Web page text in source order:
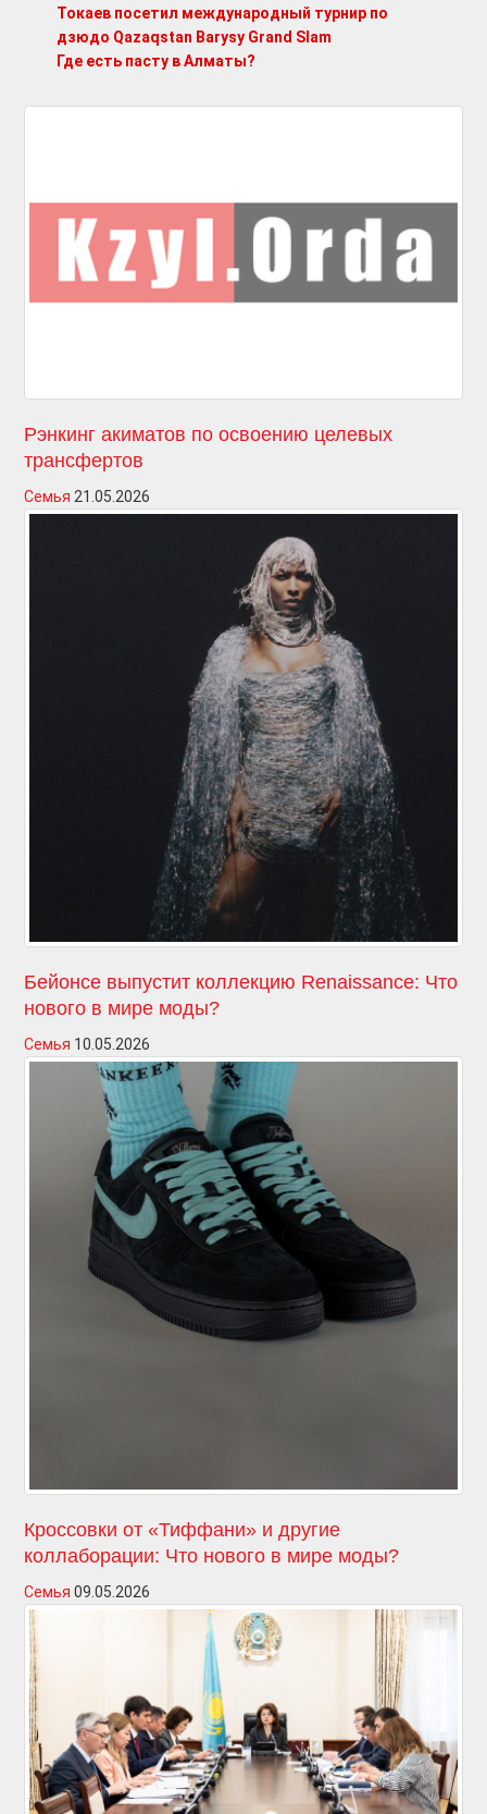
Токаев посетил международный турнир по
дзюдо Qazaqstan Barysy Grand Slam
Где есть пасту в Алматы?
Рэнкинг акиматов по освоению целевых
трансфертов
Семья 21.05.2026
Бейонсе выпустит коллекцию Renaissance: Что
нового в мире моды?
Семья 10.05.2026
Кроссовки от «Тиффани» и другие
коллаборации: Что нового в мире моды?
Семья 09.05.2026